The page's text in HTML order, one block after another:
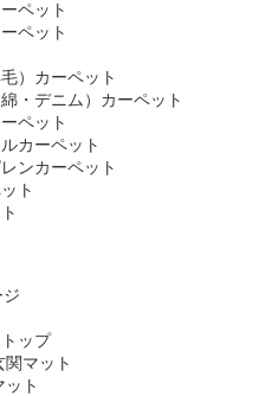
ペット
ペット
）カーペット
・デニム）カーペット
ペット
カーペット
ンカーペット
ト
ップ
関マット
ト